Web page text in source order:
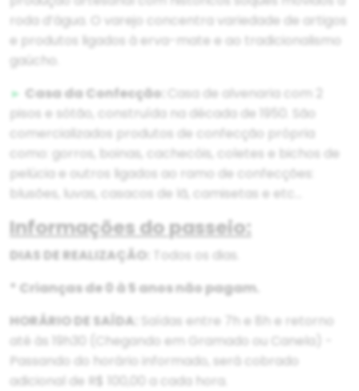
roda d’água. O varejo concentra variedade de artigos
e produtos ligados à erva-mate e ao tradicionalismo
gaúcho.
► Casa da Confecção:
Casa de alvenaria com 2
pisos e sótão, construída na década de 1950. São
comercializados produtos de confecção própria
como: gorros, boinas, cachecóis, coletes e bichos de
pelúcia e outros ligados ao ramo de confecções:
blusões, luvas, casacos de lã, camisetas e etc…
Informações do passeio:
DIAS DE REALIZAÇÃO:
Todos os dias.
* Crianças de 0 à 5 anos não pagam.
HORÁRIO DE SAÍDA:
Saídas entre 7h e 8h e retorno
até às 19h30 (Chegando em Gramado ou Canela) -
Passando do horário informado, será cobrado
adicional de R$ 100,00 a cada hora.